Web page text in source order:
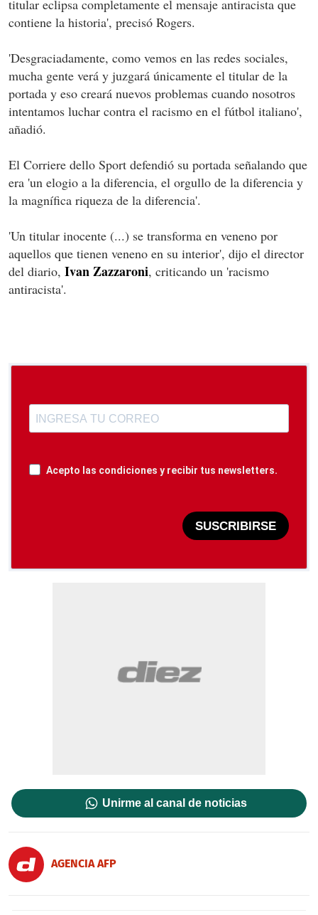
titular eclipsa completamente el mensaje antiracista que
contiene la historia', precisó Rogers.
'Desgraciadamente, como vemos en las redes sociales,
mucha gente verá y juzgará únicamente el titular de la
portada y eso creará nuevos problemas cuando nosotros
intentamos luchar contra el racismo en el fútbol italiano',
añadió.
El Corriere dello Sport defendió su portada señalando que
era 'un elogio a la diferencia, el orgullo de la diferencia y
la magnífica riqueza de la diferencia'.
'Un titular inocente (...) se transforma en veneno por
aquellos que tienen veneno en su interior', dijo el director
del diario, Ivan Zazzaroni, criticando un 'racismo
antiracista'.
Acepto las condiciones y recibir tus newsletters.
SUSCRIBIRSE
Unirme al canal de noticias
AGENCIA AFP